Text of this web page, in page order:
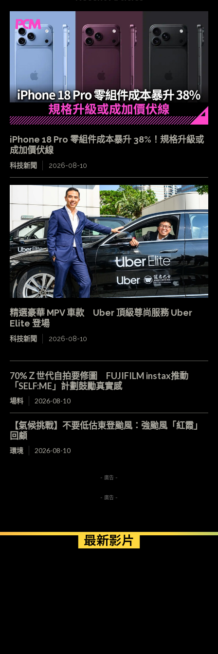
iPhone 18 Pro 零組件成本暴升 38%！規格升級或
成加價伏線
科技新聞 2026-08-10
精選豪華 MPV 車款 Uber 頂級尊尚服務 Uber
Elite 登場
科技新聞 2026-08-10
70%Ｚ世代自拍要修圖 FUJIFILM instax推動
「SELF:ME」計劃鼓勵真實感
場料 2026-08-10
【氣候挑戰】不要低估東登颱風：強颱風「紅霞」
回顧
環境 2026-08-10
- 廣告 -
- 廣告 -
最新影片